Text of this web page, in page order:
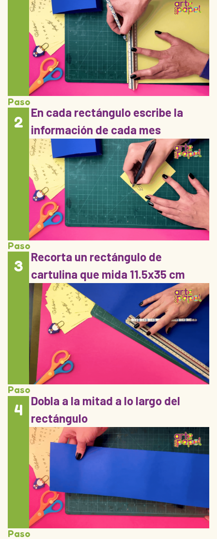
Paso
2
En cada rectángulo escribe la
información de cada mes
Paso
3
Recorta un rectángulo de
cartulina que mida 11.5x35 cm
Paso
4
Dobla a la mitad a lo largo del
rectángulo
Paso